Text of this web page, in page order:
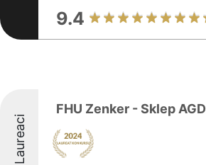
9.4
Laureaci
FHU Zenker - Sklep AGD